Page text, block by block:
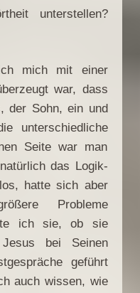
unterstellen?
mich mit einer
war, dass
der Sohn, ein und
unterschiedliche
Seite war man
das Logik-
hatte sich aber
Probleme
ich sie, ob sie
bei Seinen
geführt
auch wissen, wie